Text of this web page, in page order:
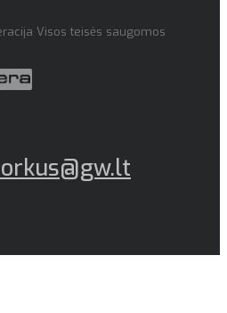
Visos teisės saugomos